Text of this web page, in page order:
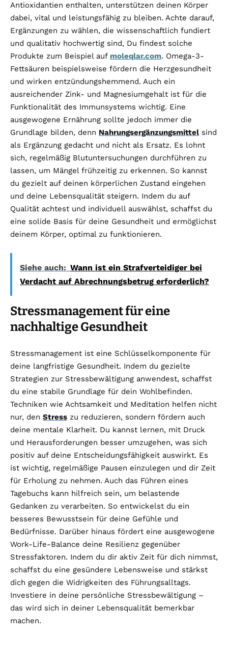
Antioxidantien enthalten, unterstützen deinen Körper
dabei, vital und leistungsfähig zu bleiben. Achte darauf,
Ergänzungen zu wählen, die wissenschaftlich fundiert
und qualitativ hochwertig sind, Du findest solche
Produkte zum Beispiel auf moleqlar.com. Omega-3-
Fettsäuren beispielsweise fördern die Herzgesundheit
und wirken entzündungshemmend. Auch ein
ausreichender Zink- und Magnesiumgehalt ist für die
Funktionalität des Immunsystems wichtig. Eine
ausgewogene Ernährung sollte jedoch immer die
Grundlage bilden, denn Nahrungsergänzungsmittel sind
als Ergänzung gedacht und nicht als Ersatz. Es lohnt
sich, regelmäßig Blutuntersuchungen durchführen zu
lassen, um Mängel frühzeitig zu erkennen. So kannst
du gezielt auf deinen körperlichen Zustand eingehen
und deine Lebensqualität steigern. Indem du auf
Qualität achtest und individuell auswählst, schaffst du
eine solide Basis für deine Gesundheit und ermöglichst
deinem Körper, optimal zu funktionieren.
Siehe auch: Wann ist ein Strafverteidiger bei
Verdacht auf Abrechnungsbetrug erforderlich?
Stressmanagement für eine
nachhaltige Gesundheit
Stressmanagement ist eine Schlüsselkomponente für
deine langfristige Gesundheit. Indem du gezielte
Strategien zur Stressbewältigung anwendest, schaffst
du eine stabile Grundlage für dein Wohlbefinden.
Techniken wie Achtsamkeit und Meditation helfen nicht
nur, den Stress zu reduzieren, sondern fördern auch
deine mentale Klarheit. Du kannst lernen, mit Druck
und Herausforderungen besser umzugehen, was sich
positiv auf deine Entscheidungsfähigkeit auswirkt. Es
ist wichtig, regelmäßige Pausen einzulegen und dir Zeit
für Erholung zu nehmen. Auch das Führen eines
Tagebuchs kann hilfreich sein, um belastende
Gedanken zu verarbeiten. So entwickelst du ein
besseres Bewusstsein für deine Gefühle und
Bedürfnisse. Darüber hinaus fördert eine ausgewogene
Work-Life-Balance deine Resilienz gegenüber
Stressfaktoren. Indem du dir aktiv Zeit für dich nimmst,
schaffst du eine gesündere Lebensweise und stärkst
dich gegen die Widrigkeiten des Führungsalltags.
Investiere in deine persönliche Stressbewältigung –
das wird sich in deiner Lebensqualität bemerkbar
machen.